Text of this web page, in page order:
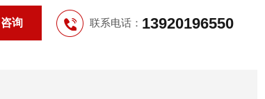
询 联系电话： 13920196550